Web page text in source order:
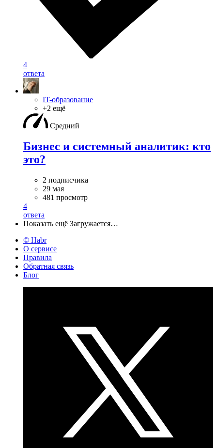
4
ответа
IT-образование
+2 ещё
Средний
Бизнес и системный аналитик: кто
это?
2 подписчика
29 мая
481 просмотр
4
ответа
Показать ещё Загружается…
© Habr
О сервисе
Правила
Обратная связь
Блог